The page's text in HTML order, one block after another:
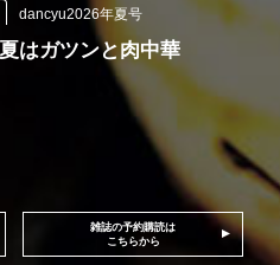
dancyu2026年夏号
はガツンと肉中華
雑誌の予約購読は
こちらから